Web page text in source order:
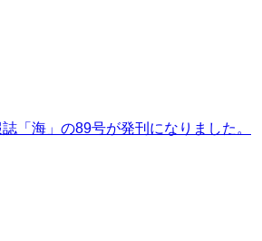
「海」の89号が発刊になりました。